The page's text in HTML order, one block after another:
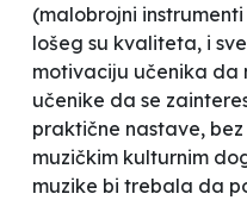
(malobrojni
lošeg su kvaliteta, i
motivaciju učenika da
učenike da se
praktične nastave,
muzičkim kulturnim
muzike bi trebala da